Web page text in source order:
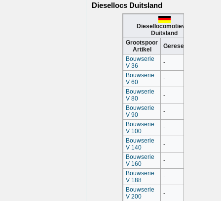
Diesellocs Duitsland
Diesellocomotieven
Duitsland
Grootspoor
Artikel
Gereserveerd
Bouwserie
V 36
-
Bouwserie
V 60
-
Bouwserie
V 80
-
Bouwserie
V 90
-
Bouwserie
V 100
-
Bouwserie
V 140
-
Bouwserie
V 160
-
Bouwserie
V 188
-
Bouwserie
V 200
-